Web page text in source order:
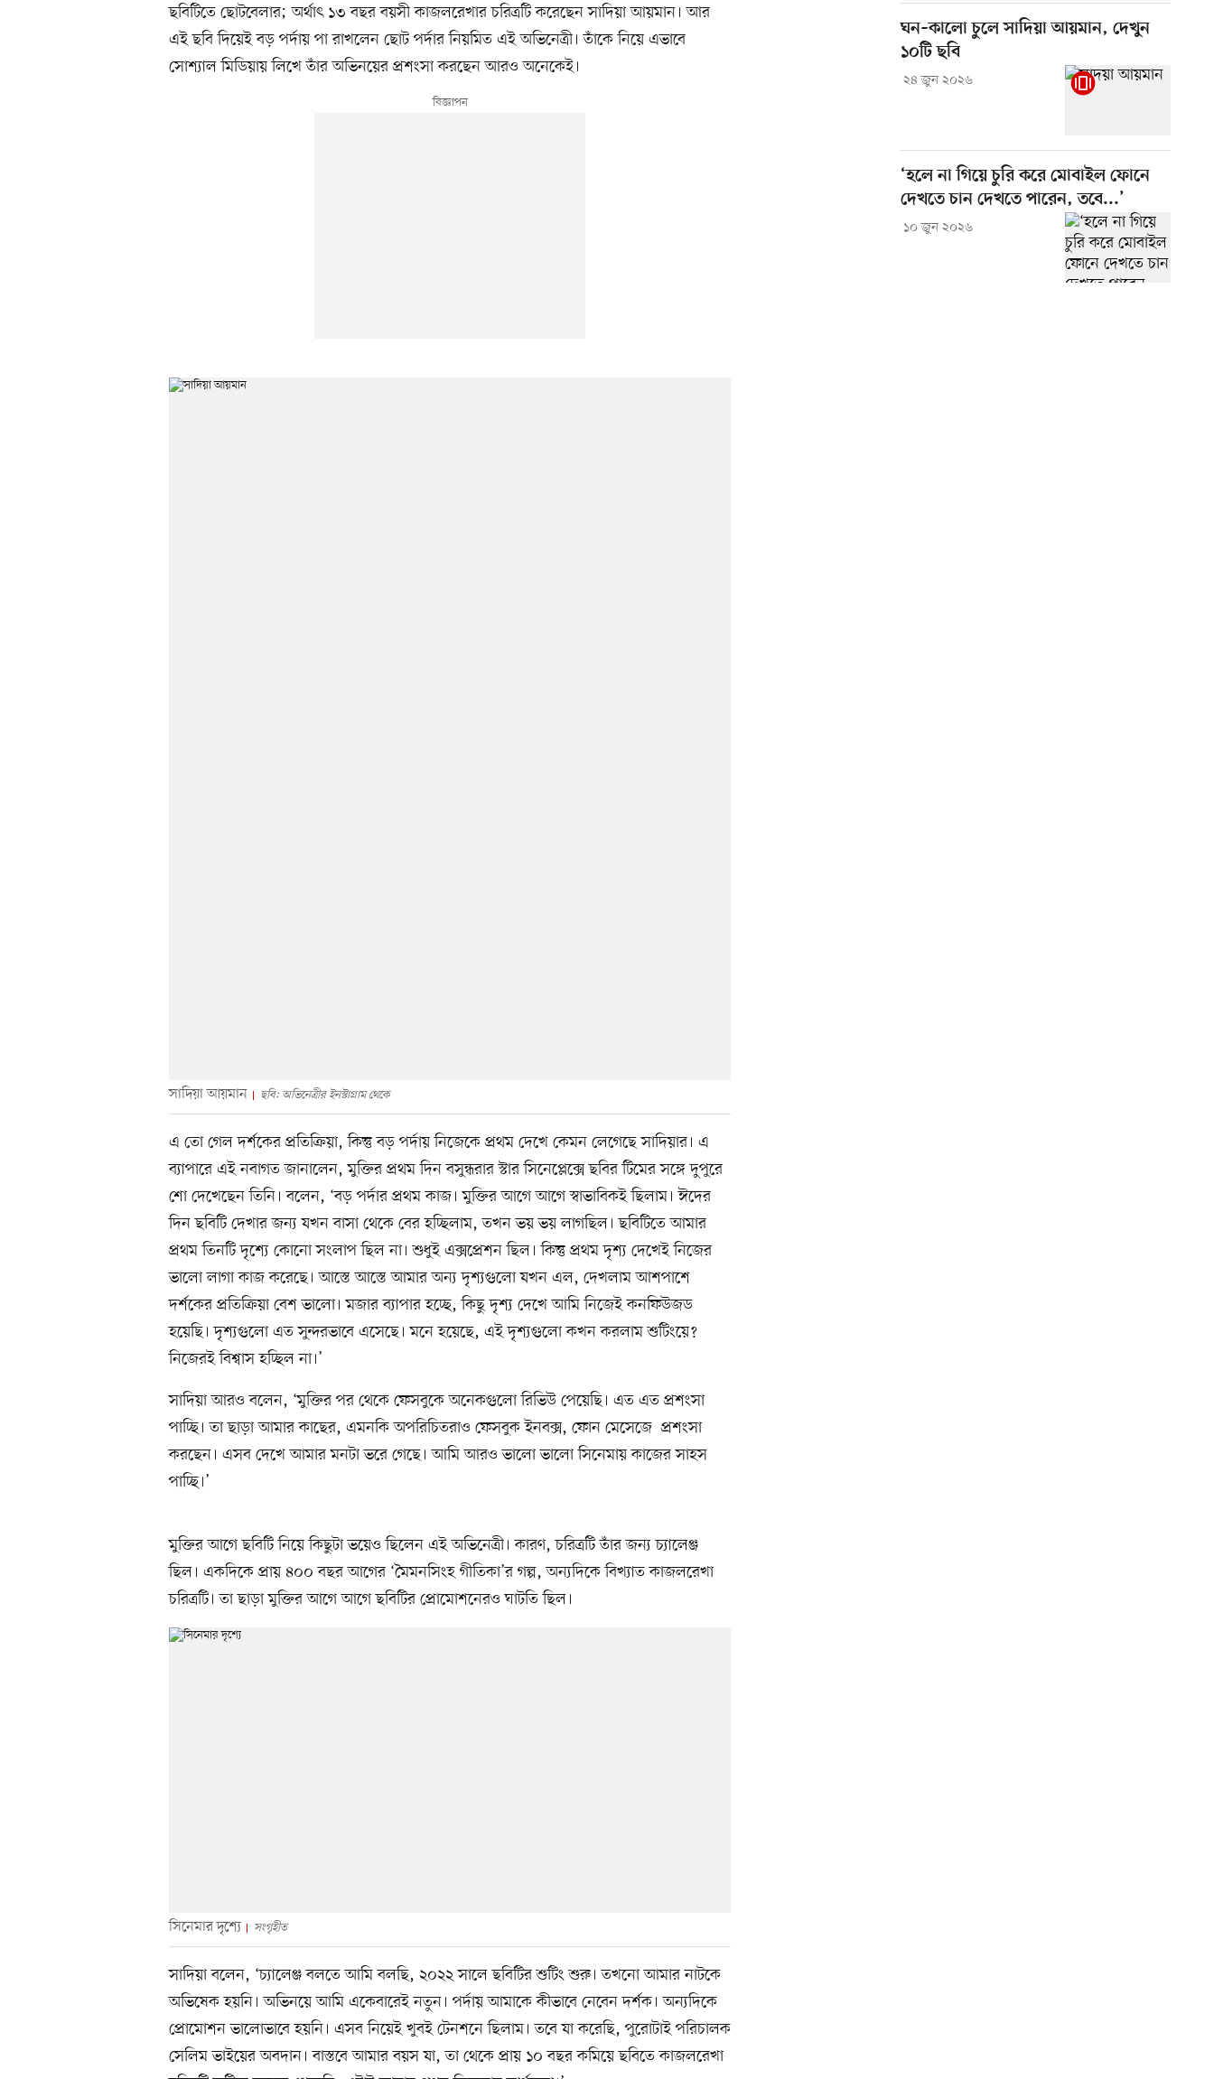
ছবিটিতে ছোটবেলার; অর্থাৎ ১৩ বছর বয়সী কাজলরেখার চরিত্রটি করেছেন সাদিয়া আয়মান। আর
এই ছবি দিয়েই বড় পর্দায় পা রাখলেন ছোট পর্দার নিয়মিত এই অভিনেত্রী। তাঁকে নিয়ে এভাবে
সোশ্যাল মিডিয়ায় লিখে তাঁর অভিনয়ের প্রশংসা করছেন আরও অনেকেই।
সাদিয়া আয়মান ছবি: অভিনেত্রীর ইনস্টাগ্রাম থেকে
এ তো গেল দর্শকের প্রতিক্রিয়া, কিন্তু বড় পর্দায় নিজেকে প্রথম দেখে কেমন লেগেছে সাদিয়ার। এ
ব্যাপারে এই নবাগত জানালেন, মুক্তির প্রথম দিন বসুন্ধরার স্টার সিনেপ্লেক্সে ছবির টিমের সঙ্গে দুপুরে
শো দেখেছেন তিনি। বলেন, ‘বড় পর্দার প্রথম কাজ। মুক্তির আগে আগে স্বাভাবিকই ছিলাম। ঈদের
দিন ছবিটি দেখার জন্য যখন বাসা থেকে বের হচ্ছিলাম, তখন ভয় ভয় লাগছিল। ছবিটিতে আমার
প্রথম তিনটি দৃশ্যে কোনো সংলাপ ছিল না। শুধুই এক্সপ্রেশন ছিল। কিন্তু প্রথম দৃশ্য দেখেই নিজের
ভালো লাগা কাজ করেছে। আস্তে আস্তে আমার অন্য দৃশ্যগুলো যখন এল, দেখলাম আশপাশে
দর্শকের প্রতিক্রিয়া বেশ ভালো। মজার ব্যাপার হচ্ছে, কিছু দৃশ্য দেখে আমি নিজেই কনফিউজড
হয়েছি। দৃশ্যগুলো এত সুন্দরভাবে এসেছে। মনে হয়েছে, এই দৃশ্যগুলো কখন করলাম শুটিংয়ে?
নিজেরই বিশ্বাস হচ্ছিল না।’
সাদিয়া আরও বলেন, ‘মুক্তির পর থেকে ফেসবুকে অনেকগুলো রিভিউ পেয়েছি। এত এত প্রশংসা
পাচ্ছি। তা ছাড়া আমার কাছের, এমনকি অপরিচিতরাও ফেসবুক ইনবক্স, ফোন মেসেজে প্রশংসা
করছেন। এসব দেখে আমার মনটা ভরে গেছে। আমি আরও ভালো ভালো সিনেমায় কাজের সাহস
পাচ্ছি।’
মুক্তির আগে ছবিটি নিয়ে কিছুটা ভয়েও ছিলেন এই অভিনেত্রী। কারণ, চরিত্রটি তাঁর জন্য চ্যালেঞ্জ
ছিল। একদিকে প্রায় ৪০০ বছর আগের ‘মৈমনসিংহ গীতিকা’র গল্প, অন্যদিকে বিখ্যাত কাজলরেখা
চরিত্রটি। তা ছাড়া মুক্তির আগে আগে ছবিটির প্রোমোশনেরও ঘাটতি ছিল।
সিনেমার দৃশ্যে সংগৃহীত
সাদিয়া বলেন, ‘চ্যালেঞ্জ বলতে আমি বলছি, ২০২২ সালে ছবিটির শুটিং শুরু। তখনো আমার নাটকে
অভিষেক হয়নি। অভিনয়ে আমি একেবারেই নতুন। পর্দায় আমাকে কীভাবে নেবেন দর্শক। অন্যদিকে
প্রোমোশন ভালোভাবে হয়নি। এসব নিয়েই খুবই টেনশনে ছিলাম। তবে যা করেছি, পুরোটাই পরিচালক
সেলিম ভাইয়ের অবদান। বাস্তবে আমার বয়স যা, তা থেকে প্রায় ১০ বছর কমিয়ে ছবিতে কাজলরেখা
ঘন–কালো চুলে সাদিয়া আয়মান, দেখুন
১০টি ছবি
২৪ জুন ২০২৬
‘হলে না গিয়ে চুরি করে মোবাইল ফোনে
দেখতে চান দেখতে পারেন, তবে...’
১০ জুন ২০২৬